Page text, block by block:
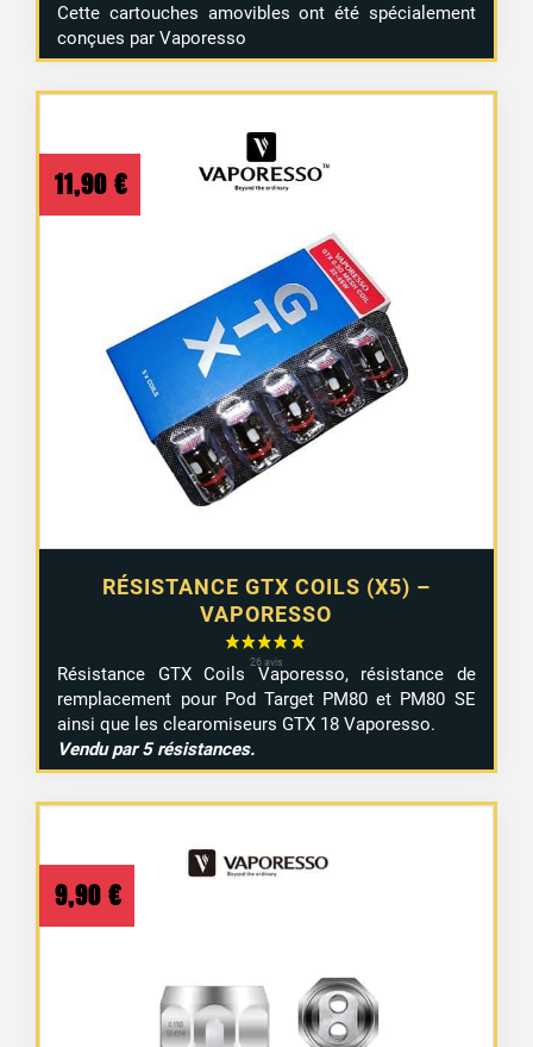
Cette cartouches amovibles ont été spécialement
conçues par Vaporesso
RÉSISTANCE GTX COILS (X5) –
VAPORESSO
11,90 €
Résistance GTX Coils Vaporesso, résistance de
remplacement pour Pod Target PM80 et PM80 SE
ainsi que les clearomiseurs GTX 18 Vaporesso.
Vendu par 5 résistances.
9,90 €